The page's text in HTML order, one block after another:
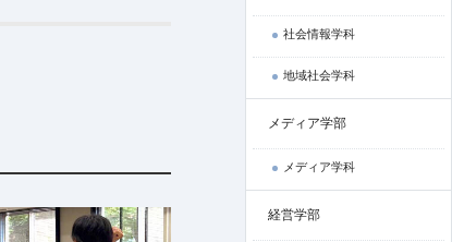
社会情報学科
地域社会学科
メディア学部
メディア学科
経営学部